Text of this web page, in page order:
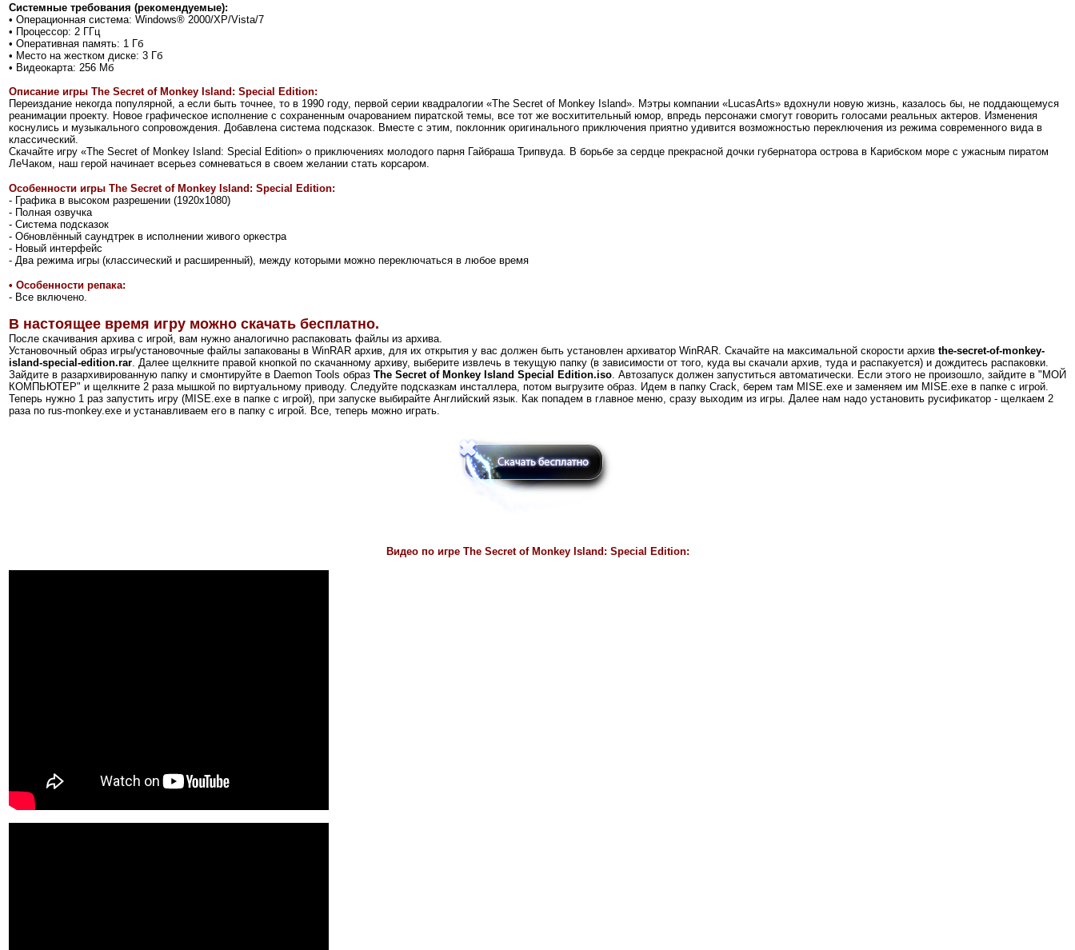
Системные требования (рекомендуемые):
• Операционная система: Windows® 2000/XP/Vista/7
• Процессор: 2 ГГц
• Оперативная память: 1 Гб
• Место на жестком диске: 3 Гб
• Видеокарта: 256 Мб
Описание игры The Secret of Monkey Island: Special Edition:
Переиздание некогда популярной, а если быть точнее, то в 1990 году, первой серии квадралогии «The Secret of Monkey Island». Мэтры компании «LucasArts» вдохнули новую жизнь, казалось бы, не поддающемуся
реанимации проекту. Новое графическое исполнение с сохраненным очарованием пиратской темы, все тот же восхитительный юмор, впредь персонажи смогут говорить голосами реальных актеров. Изменения
коснулись и музыкального сопровождения. Добавлена система подсказок. Вместе с этим, поклонник оригинального приключения приятно удивится возможностью переключения из режима современного вида в
классический.
Скачайте игру «The Secret of Monkey Island: Special Edition» о приключениях молодого парня Гайбраша Трипвуда. В борьбе за сердце прекрасной дочки губернатора острова в Карибском море с ужасным пиратом
ЛеЧаком, наш герой начинает всерьез сомневаться в своем желании стать корсаром.
Особенности игры The Secret of Monkey Island: Special Edition:
- Графика в высоком разрешении (1920х1080)
- Полная озвучка
- Система подсказок
- Обновлённый саундтрек в исполнении живого оркестра
- Новый интерфейс
- Два режима игры (классический и расширенный), между которыми можно переключаться в любое время
• Особенности репака:
- Все включено.
В настоящее время игру можно скачать бесплатно.
После скачивания архива с игрой, вам нужно аналогично распаковать файлы из архива.
Установочный образ игры/установочные файлы запакованы в WinRAR архив, для их открытия у вас должен быть установлен архиватор WinRAR. Скачайте на максимальной скорости архив the-secret-of-monkey-
island-special-edition.rar . Далее щелкните правой кнопкой по скачанному архиву, выберите извлечь в текущую папку (в зависимости от того, куда вы скачали архив, туда и распакуется) и дождитесь распаковки.
Зайдите в разархивированную папку и смонтируйте в Daemon Tools образ The Secret of Monkey Island Special Edition.iso . Автозапуск должен запуститься автоматически. Если этого не произошло, зайдите в "МОЙ
КОМПЬЮТЕР" и щелкните 2 раза мышкой по виртуальному приводу. Следуйте подсказкам инсталлера, потом выгрузите образ. Идем в папку Crack, берем там MISE.exe и заменяем им MISE.exe в папке c игрой.
Теперь нужно 1 раз запустить игру (MISE.exe в папке с игрой), при запуске выбирайте Английский язык. Как попадем в главное меню, сразу выходим из игры. Далее нам надо установить русификатор - щелкаем 2
раза по rus-monkey.exe и устанавливаем его в папку с игрой. Все, теперь можно играть.
Видео по игре The Secret of Monkey Island: Special Edition: